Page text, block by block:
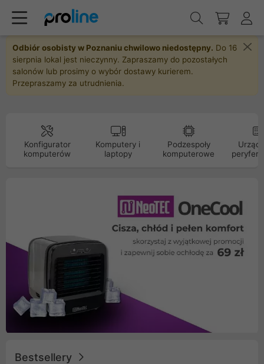
Odbiór osobisty w Poznaniu chwilowo niedostępny. Do 16
sierpnia lokal jest nieczynny. Zapraszamy do pozostałych
salonów lub prosimy o wybór dostawy kurierem.
Przepraszamy za utrudnienia.
Konfigurator
komputerów
Komputery i
laptopy
Podzespoły
komputerowe
Bestsellery